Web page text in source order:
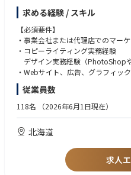
す（同社では海外拠点にもデザイ
バーが在籍しています）。
ユーザーやコミュニティとの対話
ク）を通じたニーズの把握を進め
■業務内容
中長期的な企業価値を高める「ブ
目先の反響（リード）を獲得する
回し、
クリエイティブ全体のクオリティ
・コーポレートブランド戦略、世
ザイン・コピー等）のクオリティ統
・外部の制作会社、デザイナー、
ョン
求める経験 / スキル
【必須要件】
・事業会社または代理店でのマー
・コピーライティング実務経験
デザイン実務経験（PhotoShop
・Webサイト、広告、グラフィッ
ィレクション、またはクオリティ管
・複数の関係者や部署を巻き込ん
ーション能力
【歓迎要件】
・住宅・不動産業界でのマーケテ
・コーポレートブランディング、
従業員数
118名 （2026年6月1日現在）
北海道
求人